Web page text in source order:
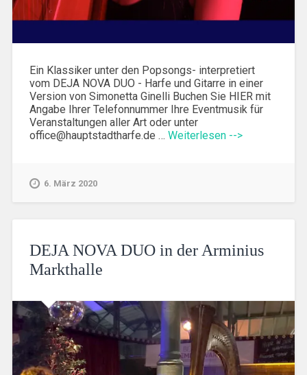
Ein Klassiker unter den Popsongs- interpretiert
vom DEJA NOVA DUO - Harfe und Gitarre in einer
Version von Simonetta Ginelli Buchen Sie HIER mit
Angabe Ihrer Telefonnummer Ihre Eventmusik für
Veranstaltungen aller Art oder unter
office@hauptstadtharfe.de … Weiterlesen -->
6. März 2020
DEJA NOVA DUO in der Arminius
Markthalle